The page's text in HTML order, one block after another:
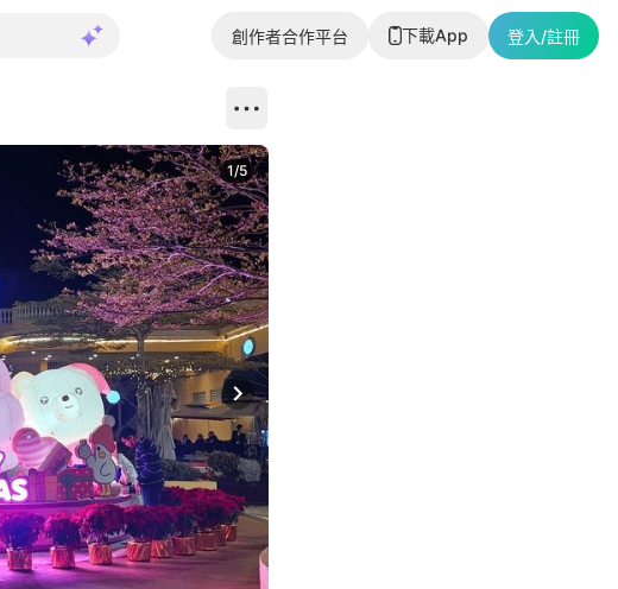
創作者合作平台 下載App 登入/註冊
Next slide
1/5